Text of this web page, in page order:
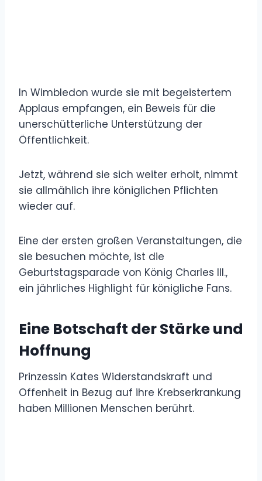
In Wimbledon wurde sie mit begeistertem
Applaus empfangen, ein Beweis für die
unerschütterliche Unterstützung der
Öffentlichkeit.
Jetzt, während sie sich weiter erholt, nimmt
sie allmählich ihre königlichen Pflichten
wieder auf.
Eine der ersten großen Veranstaltungen, die
sie besuchen möchte, ist die
Geburtstagsparade von König Charles III.,
ein jährliches Highlight für königliche Fans.
Eine Botschaft der Stärke und
Hoffnung
Prinzessin Kates Widerstandskraft und
Offenheit in Bezug auf ihre Krebserkrankung
haben Millionen Menschen berührt.